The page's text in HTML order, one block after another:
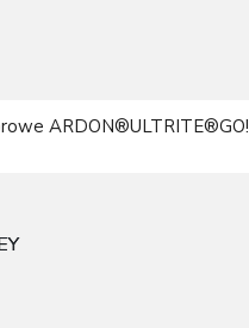
ARDON®ULTRITE®GO!